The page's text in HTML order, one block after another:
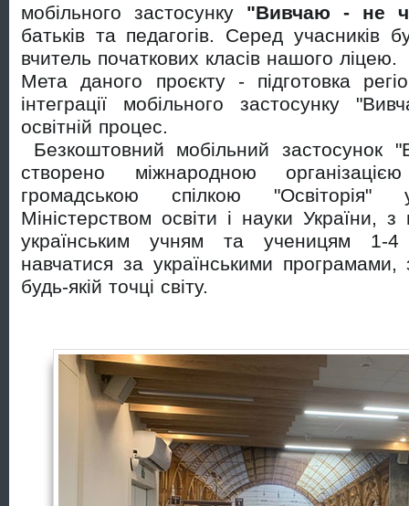
мобільного застосунку "Вивчаю - не
батьків та педагогів. Серед учасників
вчитель початкових класів нашого ліцею.
Мета даного проєкту - підготовка
інтеграції мобільного застосунку
освітній процес.
Безкоштовний мобільний
створено міжнародною
громадською спілкою
Міністерством освіти і науки України,
українським учням та ученицям 1-4
навчатися за українськими
будь-якій точці світу.